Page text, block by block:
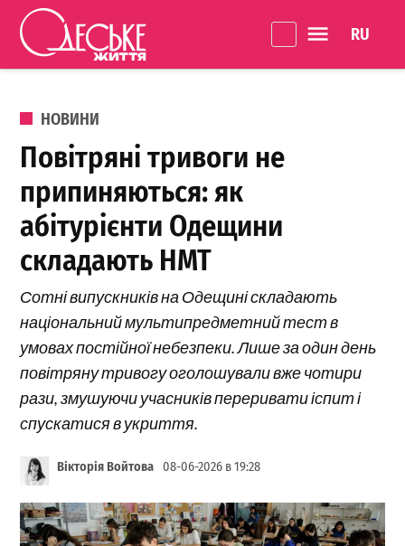
Перейти до вмісту
Життя
ОПУБЛІКОВАНО В
НОВИНИ
Повітряні тривоги не
припиняються: як
абітурієнти Одещини
складають НМТ
Сотні випускників на Одещині складають
національний мультипредметний тест в
умовах постійної небезпеки. Лише за один день
повітряну тривогу оголошували вже чотири
рази, змушуючи учасників переривати іспит і
спускатися в укриття.
Вікторія Войтова 08-06-2026 в 19:28